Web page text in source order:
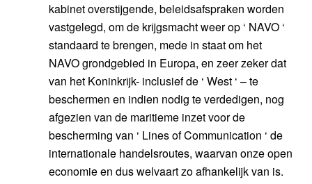
kabinet overstijgende, beleidsafspraken worden
vastgelegd, om de krijgsmacht weer op ‘ NAVO ‘
standaard te brengen, mede in staat om het
NAVO grondgebied in Europa, en zeer zeker dat
van het Koninkrijk- inclusief de ‘ West ‘ – te
beschermen en indien nodig te verdedigen, nog
afgezien van de maritieme inzet voor de
bescherming van ‘ Lines of Communication ‘ de
internationale handelsroutes, waarvan onze open
economie en dus welvaart zo afhankelijk van is.